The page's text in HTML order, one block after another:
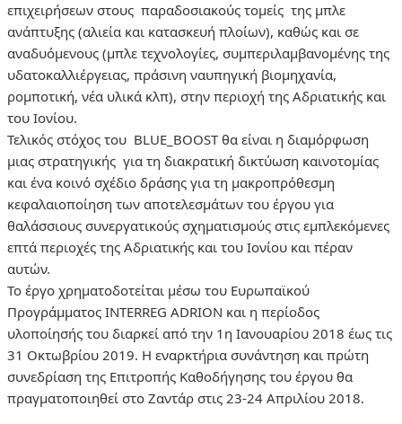
επιχειρήσεων στους παραδοσιακούς τομείς της μπλε
ανάπτυξης (αλιεία και κατασκευή πλοίων), καθώς και σε
αναδυόμενους (μπλε τεχνολογίες, συμπεριλαμβανομένης της
υδατοκαλλιέργειας, πράσινη ναυπηγική βιομηχανία,
ρομποτική, νέα υλικά κλπ), στην περιοχή της Αδριατικής και
του Ιονίου.
Τελικός στόχος του BLUE_BOOST θα είναι η διαμόρφωση
μιας στρατηγικής για τη διακρατική δικτύωση καινοτομίας
και ένα κοινό σχέδιο δράσης για τη μακροπρόθεσμη
κεφαλαιοποίηση των αποτελεσμάτων του έργου για
θαλάσσιους συνεργατικούς σχηματισμούς στις εμπλεκόμενες
επτά περιοχές της Αδριατικής και του Ιονίου και πέραν
αυτών.
Το έργο χρηματοδοτείται μέσω του Ευρωπαϊκού
Προγράμματος INTERREG ADRION και η περίοδος
υλοποίησής του διαρκεί από την 1η Ιανουαρίου 2018 έως τις
31 Οκτωβρίου 2019. Η εναρκτήρια συνάντηση και πρώτη
συνεδρίαση της Επιτροπής Καθοδήγησης του έργου θα
πραγματοποιηθεί στο Ζαντάρ στις 23-24 Απριλίου 2018.